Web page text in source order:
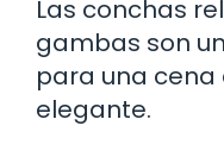
Las conchas
gambas son
para una cena
elegante.